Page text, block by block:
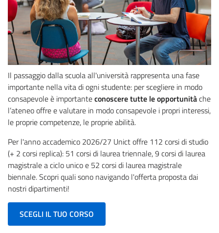
Il passaggio dalla scuola all'università rappresenta una fase
importante nella vita di ogni studente: per scegliere in modo
consapevole è importanteconoscere tutte le opportunitàche
l’ateneo offre e valutare in modo consapevole i propri interessi,
le proprie competenze, le proprie abilità.
Per l'anno accademico 2026/27 Unict offre 112 corsi di studio
(+ 2 corsi replica): 51 corsi di laurea triennale, 9 corsi di laurea
magistrale a ciclo unico e 52 corsi di laurea magistrale
biennale. Scopri quali sono navigando l'offerta proposta dai
nostri dipartimenti!
SCEGLI IL TUO CORSO